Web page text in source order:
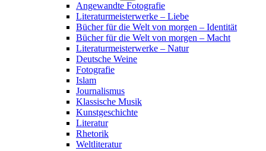
Angewandte Fotografie
Literaturmeisterwerke – Liebe
Bücher für die Welt von morgen – Identität
Bücher für die Welt von morgen – Macht
Literaturmeisterwerke – Natur
Deutsche Weine
Fotografie
Islam
Journalismus
Klassische Musik
Kunstgeschichte
Literatur
Rhetorik
Weltliteratur